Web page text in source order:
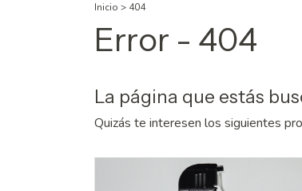
Inicio > 404
Error - 404
La página que estás
Quizás te interesen los siguientes